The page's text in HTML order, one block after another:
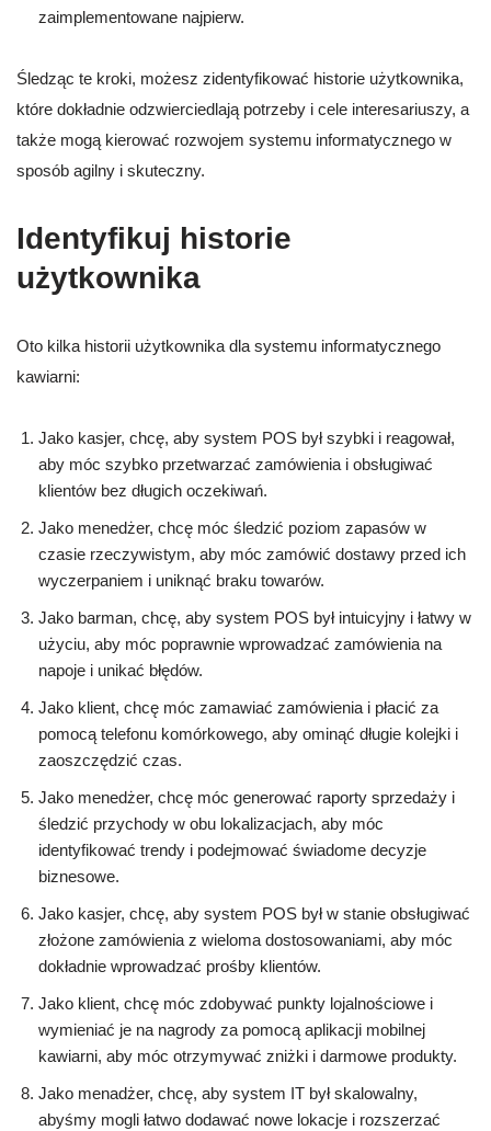
zaimplementowane najpierw.
Śledząc te kroki, możesz zidentyfikować historie użytkownika,
które dokładnie odzwierciedlają potrzeby i cele interesariuszy, a
także mogą kierować rozwojem systemu informatycznego w
sposób agilny i skuteczny.
Identyfikuj historie
użytkownika
Oto kilka historii użytkownika dla systemu informatycznego
kawiarni:
Jako kasjer, chcę, aby system POS był szybki i reagował,
aby móc szybko przetwarzać zamówienia i obsługiwać
klientów bez długich oczekiwań.
Jako menedżer, chcę móc śledzić poziom zapasów w
czasie rzeczywistym, aby móc zamówić dostawy przed ich
wyczerpaniem i uniknąć braku towarów.
Jako barman, chcę, aby system POS był intuicyjny i łatwy w
użyciu, aby móc poprawnie wprowadzać zamówienia na
napoje i unikać błędów.
Jako klient, chcę móc zamawiać zamówienia i płacić za
pomocą telefonu komórkowego, aby ominąć długie kolejki i
zaoszczędzić czas.
Jako menedżer, chcę móc generować raporty sprzedaży i
śledzić przychody w obu lokalizacjach, aby móc
identyfikować trendy i podejmować świadome decyzje
biznesowe.
Jako kasjer, chcę, aby system POS był w stanie obsługiwać
złożone zamówienia z wieloma dostosowaniami, aby móc
dokładnie wprowadzać prośby klientów.
Jako klient, chcę móc zdobywać punkty lojalnościowe i
wymieniać je na nagrody za pomocą aplikacji mobilnej
kawiarni, aby móc otrzymywać zniżki i darmowe produkty.
Jako menadżer, chcę, aby system IT był skalowalny,
abyśmy mogli łatwo dodawać nowe lokacje i rozszerzać